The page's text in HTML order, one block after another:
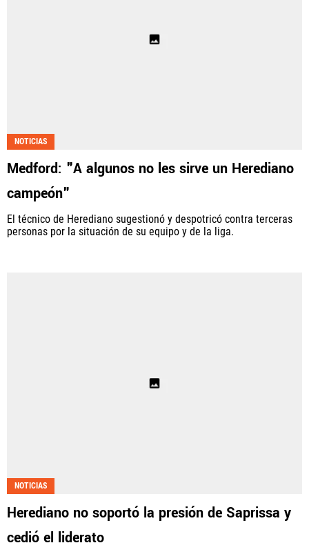
NOTICIAS
Medford: "A algunos no les sirve un Herediano
campeón"
El técnico de Herediano sugestionó y despotricó contra terceras
personas por la situación de su equipo y de la liga.
NOTICIAS
Herediano no soportó la presión de Saprissa y
cedió el liderato